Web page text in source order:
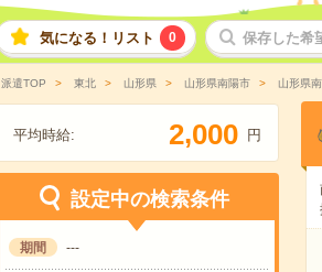
気になる！リスト 0 保存した希
派遣TOP 東北 山形県 山形県南陽市 山形県
平均時給: 2,000 円
設定中の検索条件
期間 ---